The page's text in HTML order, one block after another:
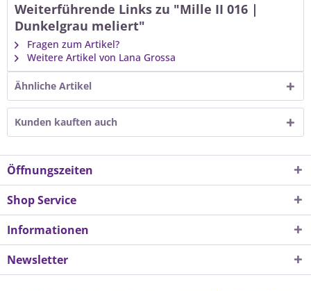
Weiterführende Links zu "Mille II 016 |
Dunkelgrau meliert"
Fragen zum Artikel?
Weitere Artikel von Lana Grossa
Ähnliche Artikel
Kunden kauften auch
Öffnungszeiten
Shop Service
Informationen
Newsletter